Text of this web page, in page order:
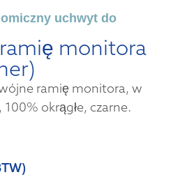
uchwyt do
monitora
ramię monitora, w
okrągłe, czarne.